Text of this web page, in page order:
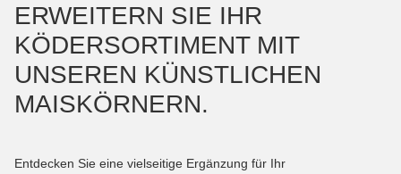
ERWEITERN SIE IHR
KÖDERSORTIMENT MIT
UNSEREN KÜNSTLICHEN
MAISKÖRNERN.
Entdecken Sie eine vielseitige Ergänzung für Ihr